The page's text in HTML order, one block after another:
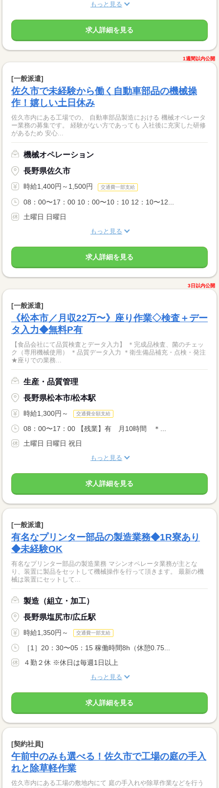
もっと見る
求人詳細を見る
1週間以内公開
[一般派遣]
佐久市で未経験から働く自動車部品の機械操
作！嬉しい土日休み
佐久市内にある工場での、 自動車部品製造における 機械オペレータ
ー業務の募集です。 経験がない方であっても 入社後に充実した研修
があるため 安心...
機械オペレーション
長野県佐久市
時給1,400円～1,500円 交通費一部支給
08：00〜17：00 10：00〜10：10 12：10〜12...
土曜日 日曜日
もっと見る
求人詳細を見る
3日以内公開
[一般派遣]
《松本市／月収22万〜》座り作業◇検査＋デー
タ入力◆無料P有
【食品会社にて品質検査とデータ入力】 ＊完成品検査、菌のチェッ
ク（専用機械使用） ＊品質データ入力 ＊衛生備品補充・点検・発注
★座りでの業務...
生産・品質管理
長野県松本市/松本駅
時給1,300円～ 交通費全額支給
08：00〜17：00 【残業】有 月10時間 ＊...
土曜日 日曜日 祝日
もっと見る
求人詳細を見る
[一般派遣]
有名なプリンター部品の製造業務◆1R寮あり
◆未経験OK
有名なプリンター部品の製造業務 マシンオペレータ業務が主とな
り、装置に製品をセットして機械操作を行って頂きます。 最新の機
械は装置にセットして...
製造（組立・加工）
長野県塩尻市/広丘駅
時給1,350円～ 交通費一部支給
［1］20：30〜05：15 稼働時間8h（休憩0.75...
４勤２休 ※休日は毎週1日以上
もっと見る
求人詳細を見る
[契約社員]
午前中のみも選べる！佐久市で工場の庭の手入
れと除草軽作業
佐久市内にある工場の敷地内にて 庭の手入れや除草作業などを行う